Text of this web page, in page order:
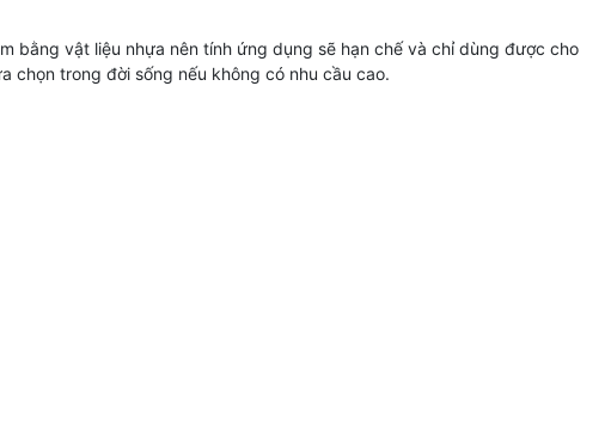
bằng vật liệu nhựa nên tính ứng dụng sẽ hạn chế và chỉ dùng được cho
chọn trong đời sống nếu không có nhu cầu cao.